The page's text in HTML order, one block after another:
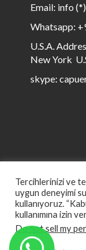
Email: info
Whatsapp:
U.S.A.
New York
skype:
© All
Tercihlerinizi ve
uygun deneyimi
kullanıyoruz.
kullanımına izin
Do not sell my